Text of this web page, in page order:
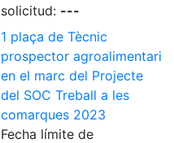
solicitud: ---
1 plaça de Tècnic
prospector agroalimentari
en el marc del Projecte
del SOC Treball a les
comarques 2023
Fecha límite de